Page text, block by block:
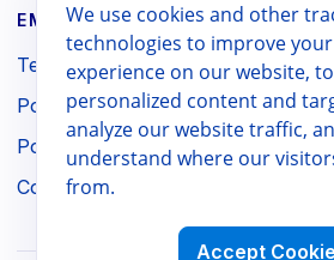
EMPRESA / JURÍDICO
Termos
Política de Privacidade
Política de Reembolso
Contato
We use cookies and other
technologies to improve
experience on our website,
personalized content and
analyze our website traffic,
understand where our
from.
Accept